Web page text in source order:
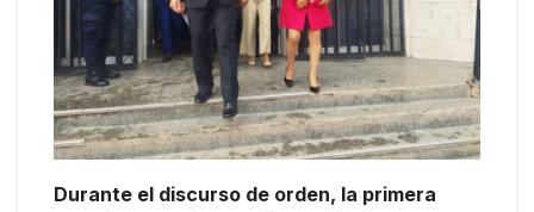
Durante el discurso de orden, la primera